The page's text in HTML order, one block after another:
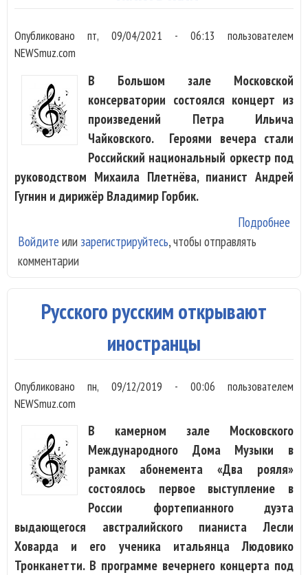
Опубликованопт, 09/04/2021 - 06:13 пользователем
NEWSmuz.com
В Большом зале Московской
консерватории состоялся концерт из
произведений Петра Ильича
Чайковского. Героями вечера стали
Российский национальный оркестр под
руководством Михаила Плетнёва, пианист Андрей
Гугнин и дирижёр Владимир Горбик.
Подробнее
Войдите или зарегистрируйтесь, чтобы отправлять
комментарии
Русского русским открывают
иностранцы
Опубликованопн, 09/12/2019 - 00:06 пользователем
NEWSmuz.com
В камерном зале Московского
Международного Дома Музыки в
рамках абонемента «Два рояля»
состоялось первое выступление в
России фортепианного дуэта
выдающегося австралийского пианиста Лесли
Ховарда и его ученика итальянца Людовико
Тронканетти. В программе вечернего концерта под